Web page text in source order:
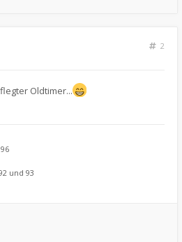
2
Oldtimer...
und 93